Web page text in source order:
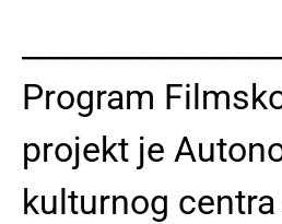
Program
projekt je
kulturnog